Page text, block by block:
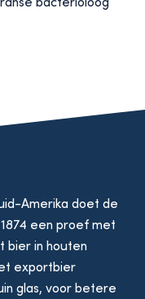
bacterioloog
Amerika doet de
een proef met
bier in houten
exportbier
glas, voor betere